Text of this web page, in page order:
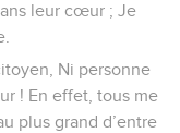
leur cœur ; Je
Ni personne
! En effet, tous me
plus grand d’entre